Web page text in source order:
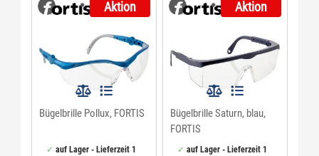
Aktion
Bügelbrille Pollux, FORTIS
auf Lager - Lieferzeit 1
Aktion
Bügelbrille Saturn, blau,
FORTIS
auf Lager - Lieferzeit 1